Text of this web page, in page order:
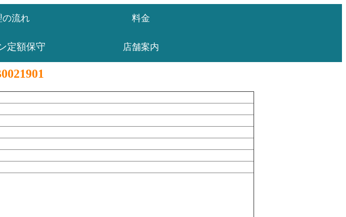
の流れ 料金
定額保守 店舗案内